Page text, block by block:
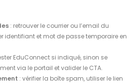
: retrouver le courrier ou l’email du
identifiant et mot de passe temporaire en
EduConnect si indiqué, sinon se
via le portail et valider le CTA.
: vérifier la boîte spam, utiliser le lien